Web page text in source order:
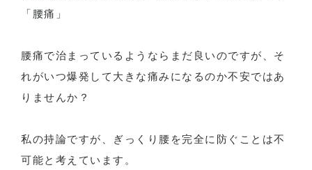
「腰痛」
腰痛で治まっているようならまだ良いのですが、そ
れがいつ爆発して大きな痛みになるのか不安ではあ
りませんか？
私の持論ですが、ぎっくり腰を完全に防ぐことは不
可能と考えています。